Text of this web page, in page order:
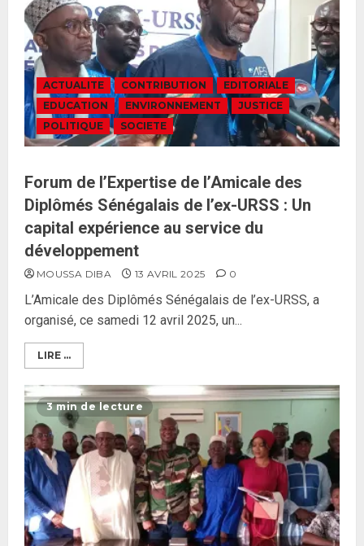
ACTUALITE CONTRIBUTION
EDITORIALE
EDUCATION
ENVIRONNEMENT
JUSTICE
POLITIQUE
SOCIETE
Forum de l’Expertise de l’Amicale des
Diplômés Sénégalais de l’ex-URSS : Un
capital expérience au service du
développement
MOUSSA DIBA 13 AVRIL 2025 0
L’Amicale des Diplômés Sénégalais de l’ex-URSS, a
organisé, ce samedi 12 avril 2025, un...
LIRE ...
3 min de lecture